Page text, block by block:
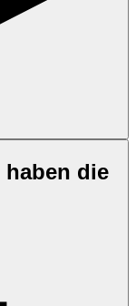
haben die